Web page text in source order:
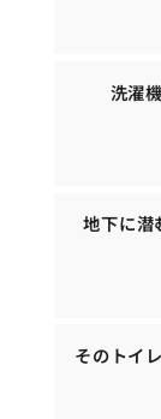
洗濯
地下に潜
そのトイ